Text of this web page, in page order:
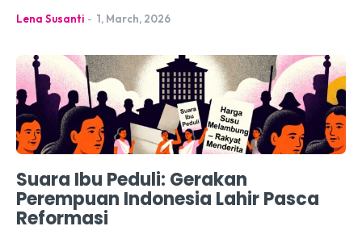
Lena Susanti - 1, March, 2026
Suara Ibu Peduli: Gerakan
Perempuan Indonesia Lahir Pasca
Reformasi